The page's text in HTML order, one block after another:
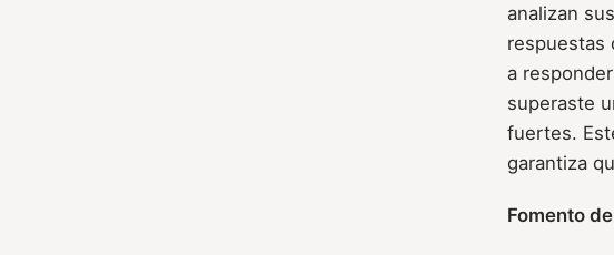
analizan
respuestas
a
superaste
fuertes.
garantiza
Fomento